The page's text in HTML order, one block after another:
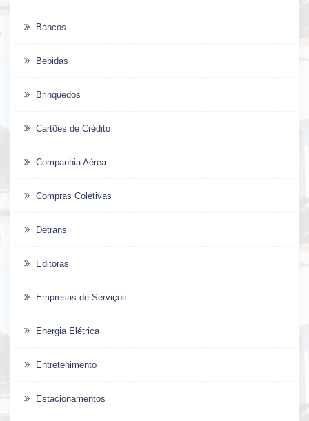
Bancos
Bebidas
Brinquedos
Cartões de Crédito
Companhia Aérea
Compras Coletivas
Detrans
Editoras
Empresas de Serviços
Energia Elétrica
Entretenimento
Estacionamentos